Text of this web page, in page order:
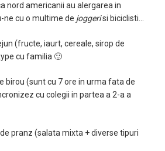
nord americanii au alergarea in
ne cu o multime de joggerisi biciclisti…
(fructe, iaurt, cereale, sirop de
cu familia 🙂
birou (sunt cu 7 ore in urma fata de
cu colegii in partea a 2-a a
pranz (salata mixta + diverse tipuri